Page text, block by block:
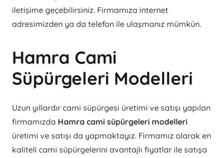
iletişime geçebilirsiniz. Firmamıza internet
adresimizden ya da telefon ile ulaşmanız mümkün.
Hamra Cami
Süpürgeleri Modelleri
Uzun yıllardır cami süpürgesi üretimi ve satışı yapılan
firmamızda Hamra cami süpürgeleri modelleri
üretimi ve satışı da yapmaktayız. Firmamız olarak en
kaliteli cami süpürgelerini avantajlı fiyatlar ile satışa